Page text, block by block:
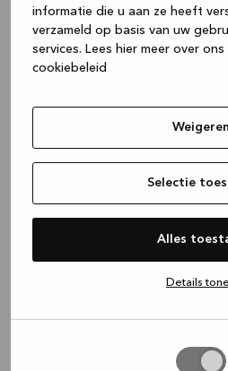
informatie die u aan ze heeft
verzameld op basis van uw
services. Lees hier meer over
cookiebeleid
Weigeren
Selectie
Alles
Details
(see the